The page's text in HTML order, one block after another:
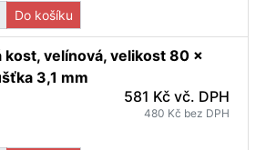
Do košíku
kost, velínová, velikost 80 x
3,1 mm
581 Kč vč. DPH
480 Kč bez DPH